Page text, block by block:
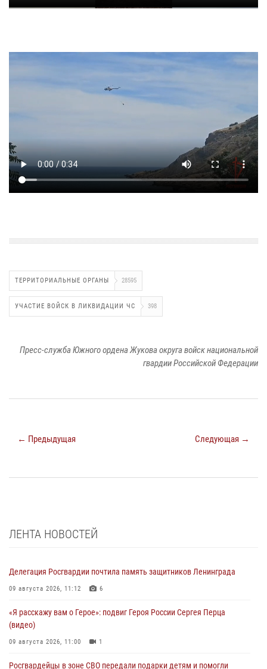
ТЕРРИТОРИАЛЬНЫЕ ОРГАНЫ 28595
УЧАСТИЕ ВОЙСК В ЛИКВИДАЦИИ ЧС 398
Пресс-служба Южного ордена Жукова округа войск национальной
гвардии Российской Федерации
← Предыдущая Следующая →
ЛЕНТА НОВОСТЕЙ
Делегация Росгвардии почтила память защитников Ленинграда
09 августа 2026, 11:12 6
«Я расскажу вам о Герое»: подвиг Героя России Сергея Перца
(видео)
09 августа 2026, 11:00 1
Росгвардейцы в зоне СВО передали подарки детям и помогли